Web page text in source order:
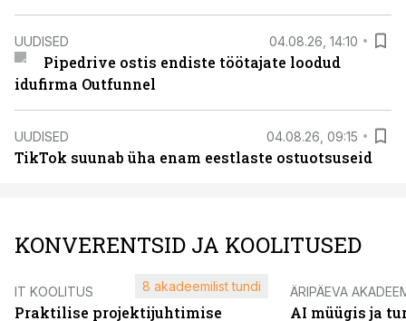
UUDISED 04.08.26, 14:10
Pipedrive ostis endiste töötajate loodud
idufirma Outfunnel
UUDISED 04.08.26, 09:15
TikTok suunab üha enam eestlaste ostuotsuseid
KONVERENTSID JA KOOLITUSED
IT KOOLITUS
Praktilise projektijuhtimise
8 akadeemilist tundi ÄRIPÄEVA
AI müügis ja